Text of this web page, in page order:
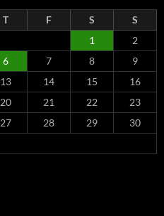
T F S
S
1
2
6 7 8
9
13 14 15
16
20 21 22
23
27 28 29
30